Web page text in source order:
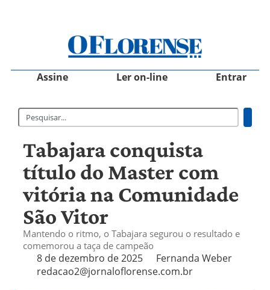
Assine Ler on-line Entrar
Tabajara conquista
título do Master com
vitória na Comunidade
São Vitor
Mantendo o ritmo, o Tabajara segurou o resultado e
comemorou a taça de campeão
8 de dezembro de 2025
Fernanda Weber
redacao2@jornaloflorense.com.br